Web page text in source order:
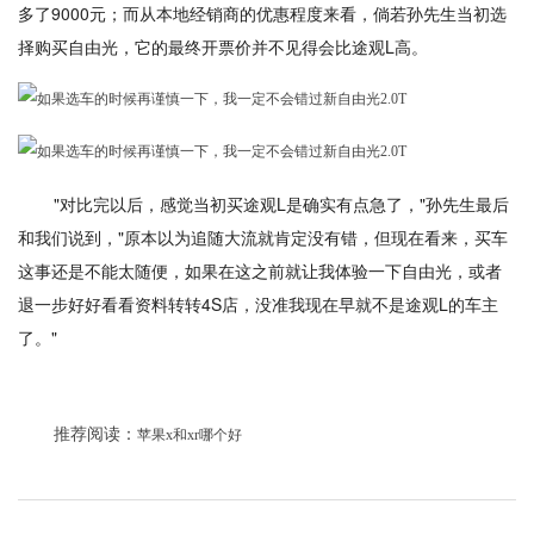
多了9000元；而从本地经销商的优惠程度来看，倘若孙先生当初选
择购买自由光，它的最终开票价并不见得会比途观L高。
"对比完以后，感觉当初买途观L是确实有点急了，"孙先生最后
和我们说到，"原本以为追随大流就肯定没有错，但现在看来，买车
这事还是不能太随便，如果在这之前就让我体验一下自由光，或者
退一步好好看看资料转转4S店，没准我现在早就不是途观L的车主
了。"
推荐阅读： 苹果x和xr哪个好